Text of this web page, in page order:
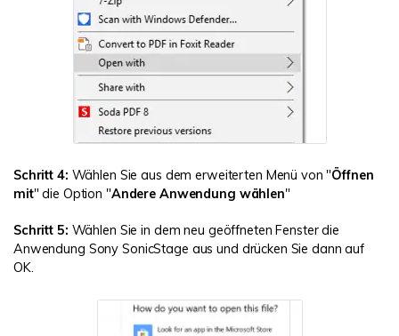
Schritt 4: Wählen Sie aus dem erweiterten Menü von "Öffnen
mit" die Option "Andere Anwendung wählen"
Schritt 5: Wählen Sie in dem neu geöffneten Fenster die
Anwendung Sony SonicStage aus und drücken Sie dann auf
OK.